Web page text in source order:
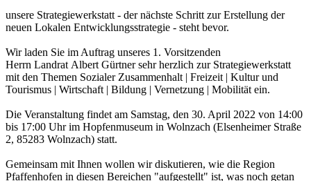
unsere Strategiewerkstatt - der nächste Schritt zur Erstellung der
neuen Lokalen Entwicklungsstrategie - steht bevor.
Wir laden Sie im Auftrag unseres 1. Vorsitzenden
Herrn Landrat Albert Gürtner sehr herzlich zur Strategiewerkstatt
mit den Themen Sozialer Zusammenhalt | Freizeit | Kultur und
Tourismus | Wirtschaft | Bildung | Vernetzung | Mobilität ein.
Die Veranstaltung findet am Samstag, den 30. April 2022 von 14:00
bis 17:00 Uhr im Hopfenmuseum in Wolnzach (Elsenheimer Straße
2, 85283 Wolnzach) statt.
Gemeinsam mit Ihnen wollen wir diskutieren, wie die Region
Pfaffenhofen in diesen Bereichen "aufgestellt" ist, was noch getan